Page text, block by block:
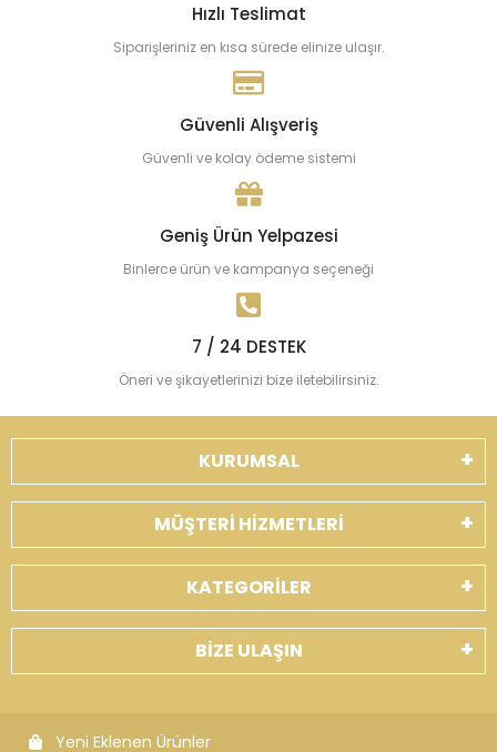
Hızlı Teslimat
Siparişleriniz en kısa sürede elinize ulaşır.
Güvenli Alışveriş
Güvenli ve kolay ödeme sistemi
Geniş Ürün Yelpazesi
Binlerce ürün ve kampanya seçeneği
7 / 24 DESTEK
Öneri ve şikayetlerinizi bize iletebilirsiniz.
KURUMSAL
MÜŞTERİ HİZMETLERİ
KATEGORİLER
BİZE ULAŞIN
Yeni Eklenen Ürünler